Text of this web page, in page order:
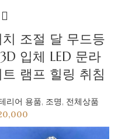
치 조절 달 무드등
입체 LED 문라
트 램프 힐링 취침
리어 용품, 조명, 전체상품